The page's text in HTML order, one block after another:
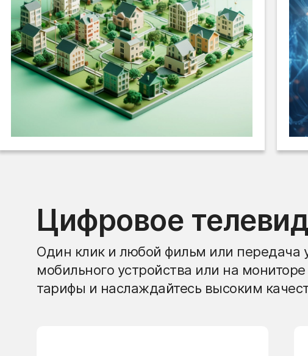
Цифровое
Один клик и любой фильм или передача
мобильного устройства или на
тарифы и наслаждайтесь высоким